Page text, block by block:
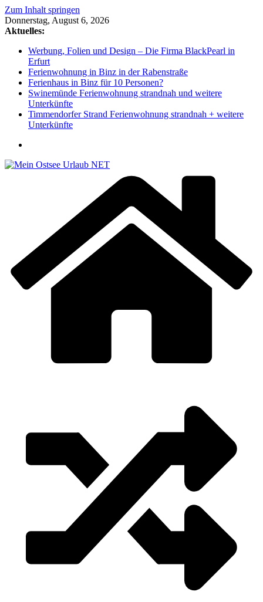
Zum Inhalt springen
Donnerstag, August 6, 2026
Aktuelles:
Werbung, Folien und Design – Die Firma BlackPearl in
Erfurt
Ferienwohnung in Binz in der Rabenstraße
Ferienhaus in Binz für 10 Personen?
Swinemünde Ferienwohnung strandnah und weitere
Unterkünfte
Timmendorfer Strand Ferienwohnung strandnah + weitere
Unterkünfte